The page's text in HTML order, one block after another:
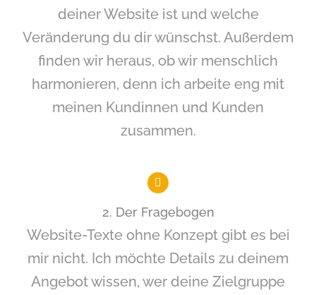
deiner Website ist und welche
Veränderung du dir wünschst. Außerdem
finden wir heraus, ob wir menschlich
harmonieren, denn ich arbeite eng mit
meinen Kundinnen und Kunden
zusammen.
2. Der Fragebogen
Website-Texte ohne Konzept gibt es bei
mir nicht. Ich möchte Details zu deinem
Angebot wissen, wer deine Zielgruppe